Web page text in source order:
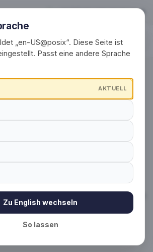
„en-US@posix“. Diese Seite ist
Passt eine andere Sprache
AKTUELL
Zu English wechseln
So lassen
+49 (0) 30 / 20 23 68 91-0
Jetzt anfragen
individuelle
einen Blick
nur 2 Minuten ein
und erhalten Sie einen
Nettopreise
eine Adresse innerhalb